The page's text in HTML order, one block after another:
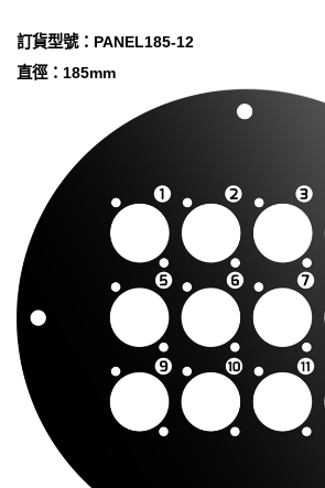
訂貨型號：PANEL185-12
直徑：185mm